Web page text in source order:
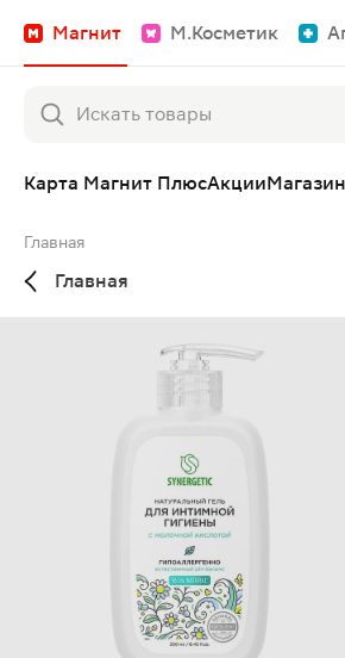
Магнит М.Косметик
Карта Магнит ПлюсАкции
Главная
Главная